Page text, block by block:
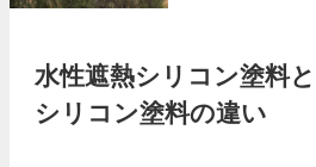
水性遮熱シリコン塗料
シリコン塗料の違い